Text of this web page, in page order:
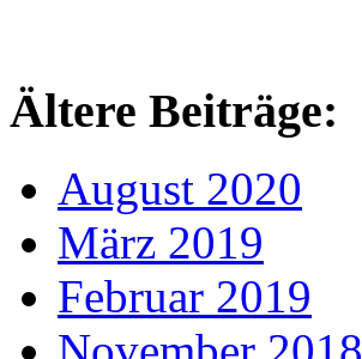
Ältere Beiträge:
August 2020
März 2019
Februar 2019